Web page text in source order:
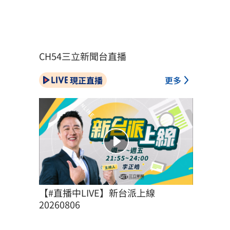
CH54三立新聞台直播
現正直播 更多
【#直播中LIVE】新台派上線
20260806